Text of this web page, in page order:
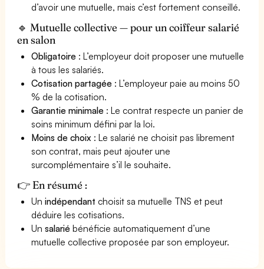
d’avoir une mutuelle, mais c’est fortement conseillé.
🔹 Mutuelle collective — pour un coiffeur salarié
en salon
Obligatoire : L’employeur doit proposer une mutuelle
à tous les salariés.
Cotisation partagée : L’employeur paie au moins 50
% de la cotisation.
Garantie minimale : Le contrat respecte un panier de
soins minimum défini par la loi.
Moins de choix : Le salarié ne choisit pas librement
son contrat, mais peut ajouter une
surcomplémentaire s’il le souhaite.
👉 En résumé :
Unindépendant choisit sa mutuelle TNS et peut
déduire les cotisations.
Unsalarié bénéficie automatiquement d’une
mutuelle collective proposée par son employeur.